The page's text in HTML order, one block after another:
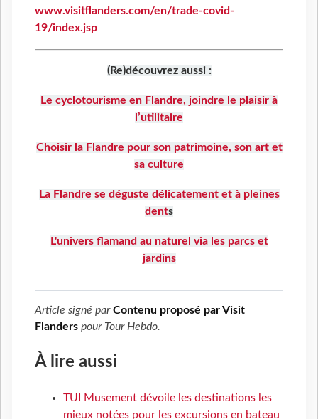
www.visitflanders.com/en/trade-covid-
19/index.jsp
(Re)découvrez aussi :
Le cyclotourisme en Flandre, joindre le plaisir à
l’utilitaire
Choisir la Flandre pour son patrimoine, son art et
sa culture
La Flandre se déguste délicatement et à pleines
dents
L'univers flamand au naturel via les parcs et
jardins
Article signé parContenu proposé par Visit
Flanders pour Tour Hebdo.
À lire aussi
TUI Musement dévoile les destinations les
mieux notées pour les excursions en bateau